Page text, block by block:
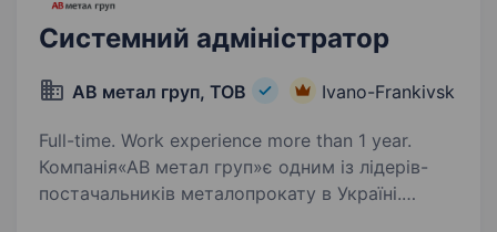
Системний адміністратор
АВ метал груп, ТОВ Ivano-Frankivsk
Full-time. Work experience more than 1 year.
Компанія«АВ метал груп»є одним із лідерів-
постачальників металопрокату в Україні.